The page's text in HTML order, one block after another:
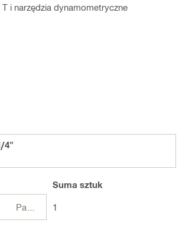
i narzędzia dynamometryczne
4"
Suma sztuk
1